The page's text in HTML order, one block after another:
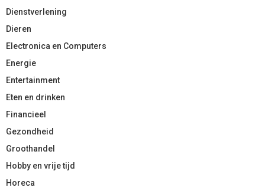
Dienstverlening
Dieren
Electronica en Computers
Energie
Entertainment
Eten en drinken
Financieel
Gezondheid
Groothandel
Hobby en vrije tijd
Horeca